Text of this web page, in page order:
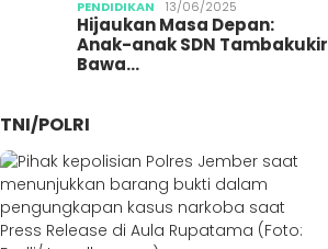
PENDIDIKAN
13/06/2025
Hijaukan Masa Depan:
Anak-anak SDN Tambakukir
Bawa…
TNI/POLRI